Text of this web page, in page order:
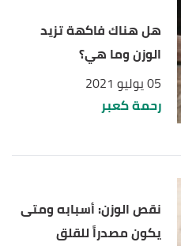
هل هناك فاكهة تزيد
الوزن وما هي؟
05 يوليو 2021
رحمة كعبر
نقص الوزن: أسبابه ومتى
يكون مصدراً للقلق